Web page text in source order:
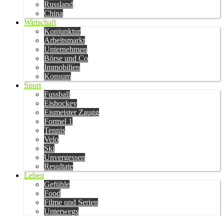
Russland
China
Wirtschaft
Konjunktur
Arbeitsmarkt
Unternehmen
Börse und Co
Immobilien
Konsum
Sport
Fussball
Eishockey
Eismeister Zaugg
Formel 1
Tennis
Velo
Ski
Unvergessen
Resultate
Leben
Gefühle
Food
Filme und Serien
Unterwegs